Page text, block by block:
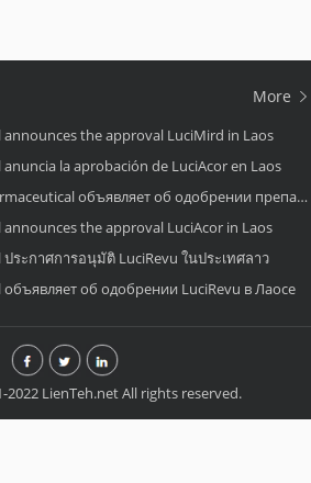
More
announces the approval LuciMird in Laos
anuncia la aprobación de LuciAcor en Laos
объявляет об одобрении препарата LuciAcor в Лаосе.
announces the approval LuciAcor in Laos
ประกาศการอนุมัติ LuciRevu ในประเทศลาว
объявляет об одобрении LuciRevu в Лаосе
LienTeh.net All rights reserved.